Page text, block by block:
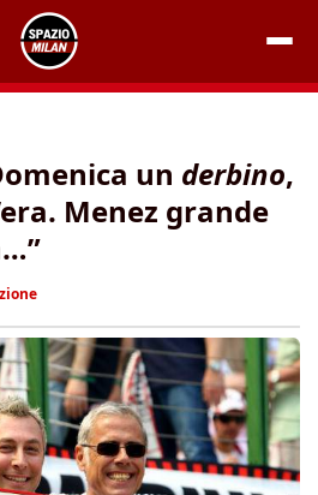
un derbino,
Menez grande